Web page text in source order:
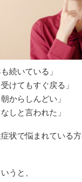
続いている」
けてもすぐ戻る」
からしんどい」
しと言われた」
状で悩まれている
うと、